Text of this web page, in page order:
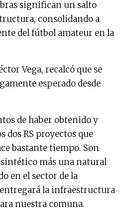
significan un salto
consolidando a
del fútbol amateur en la
Vega, recalcó que se
esperado desde
de haber obtenido y
dos RS proyectos que
bastante tiempo. Son
sintético más una natural
en el sector de la
la infraestructura
nuestra comuna.